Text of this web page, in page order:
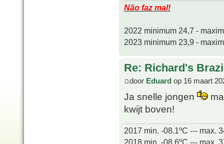
Não faz mal!
2022 minimum 24,7 -
2023 minimum 23,9 -
Re: Richard's
door Eduard op 16 maart
Ja snelle jongen
kwijt boven!
2017 min. -08.1ºC --- max.
2018 min. -08.6ºC --- max.